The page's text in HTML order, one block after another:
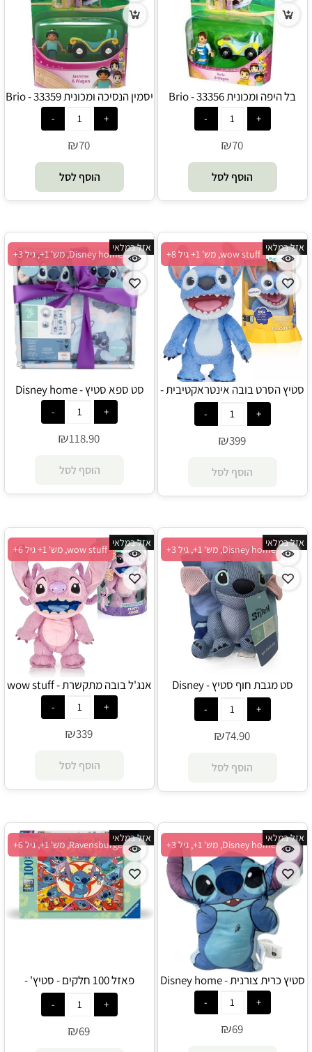
בל היפה ומכונית 33356 - Brio
₪70
הוסף לסל
יסמין הנסיכה ומכונית 33359 - Brio
₪70
הוסף לסל
wow stuff, מש' 1+ גיל 8+
אזל במלאי
סטיץ הסרט בובה אינטראקטיבית -
wow stuff
₪399
הוסף לסל
Disney home, מש' 1+, גיל 3+
אזל במלאי
סט ספא סטיץ - Disney home
₪118.90
הוסף לסל
Disney home, מש' 1+, גיל 3+
אזל במלאי
סט מגבת חוף סטיץ - Disney
₪74.90
הוסף לסל
wow stuff, מש' 1+ גיל 6+
אזל במלאי
אנג'ל בובה מתקשרת - wow stuff
₪339
הוסף לסל
Disney home, מש' 1+, גיל 3+
אזל במלאי
סטיץ כרית צורנית - Disney home
₪69
Ravensburger, מש' 1+, גיל 6+
אזל במלאי
פאזל 100 חלקים - סטיץ' -
Ravensburger
₪69